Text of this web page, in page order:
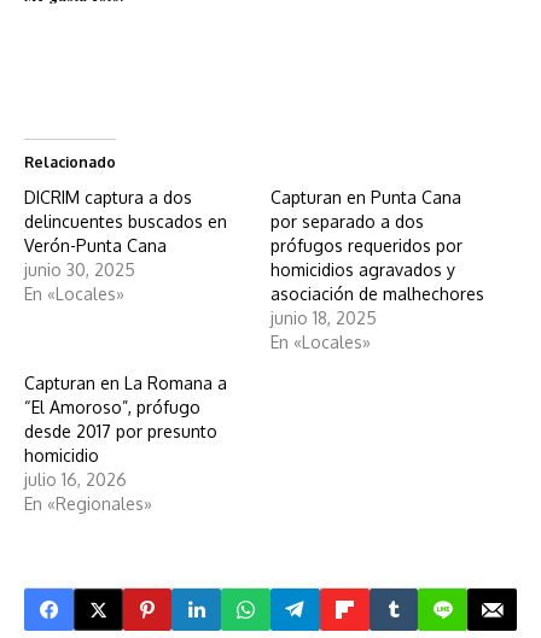
Relacionado
DICRIM captura a dos
delincuentes buscados en
Verón-Punta Cana
junio 30, 2025
En «Locales»
Capturan en Punta Cana
por separado a dos
prófugos requeridos por
homicidios agravados y
asociación de malhechores
junio 18, 2025
En «Locales»
Capturan en La Romana a
“El Amoroso”, prófugo
desde 2017 por presunto
homicidio
julio 16, 2026
En «Regionales»